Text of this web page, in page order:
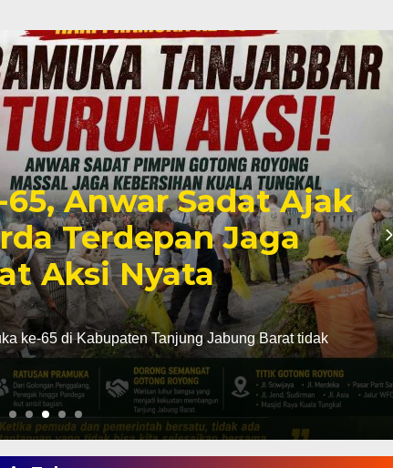
Anwar Sadat Ajak
Terdepan Jaga
Aksi Nyata
ke-65 di Kabupaten Tanjung Jabung Barat tidak